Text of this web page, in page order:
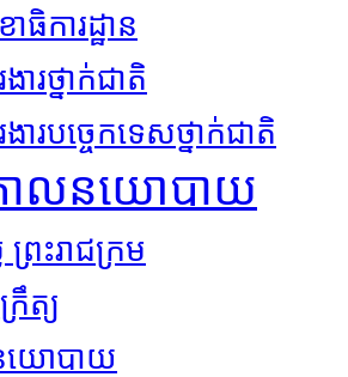
ធិការដ្ឋាន
ារថ្នាក់ជាតិ
ារបច្ចេកទេសថ្នាក់ជាតិ
ោលនយោបាយ
រះរាជក្រម
រឹត្យ
ោបាយ